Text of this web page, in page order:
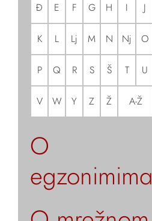
Đ E F G H I J
K L Lj M N Nj O
P Q R S Š T U
V W Y Z Ž A-Ž
O
egzonimima